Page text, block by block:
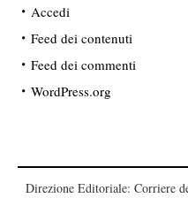
Accedi
Feed dei contenuti
Feed dei commenti
WordPress.org
Direzione Editoriale: Corriere